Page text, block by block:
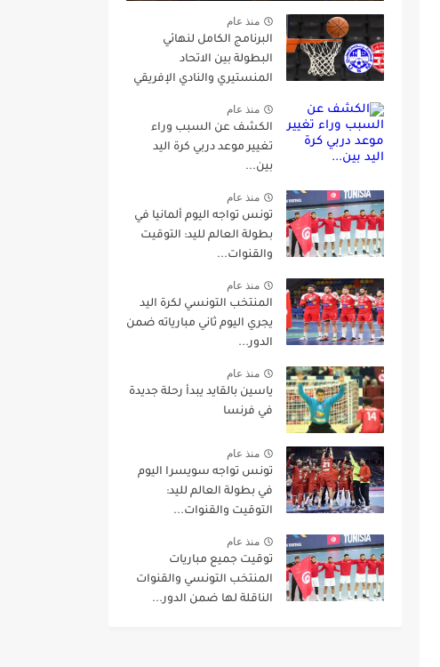
منذ عام
البرنامج الكامل لنهائي
البطولة بين الاتحاد
المنستيري والنادي الإفريقي
منذ عام
الكشف عن السبب وراء
تغيير موعد دربي كرة اليد
بين...
منذ عام
تونس تواجه اليوم ألمانيا في
بطولة العالم لليد: التوقيت
والقنوات...
منذ عام
المنتخب التونسي لكرة اليد
يجري اليوم ثاني مبارياته ضمن
الدور...
منذ عام
ياسين بالقايد يبدأ رحلة جديدة
في فرنسا
منذ عام
تونس تواجه سويسرا اليوم
في بطولة العالم لليد:
التوقيت والقنوات...
منذ عام
توقيت جميع مباريات
المنتخب التونسي والقنوات
الناقلة لها ضمن الدور...